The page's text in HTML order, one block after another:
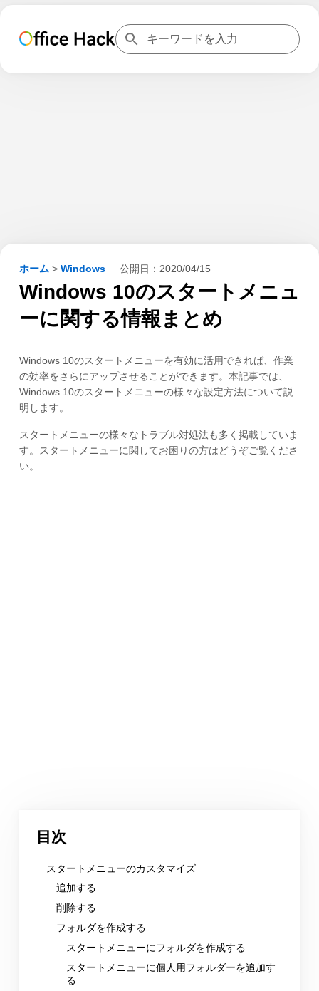
ホーム > Windows 公開日： 2020/04/15
Windows 10のスタートメニュ
ーに関する情報まとめ
Windows 10のスタートメニューを有効に活用できれば、作業
の効率をさらにアップさせることができます。本記事では、
Windows 10のスタートメニューの様々な設定方法について説
明します。
スタートメニューの様々なトラブル対処法も多く掲載していま
す。スタートメニューに関してお困りの方はどうぞご覧くださ
い。
目次
スタートメニューのカスタマイズ
追加する
削除する
フォルダを作成する
スタートメニューにフォルダを作成する
スタートメニューに個人用フォルダーを追加す
る